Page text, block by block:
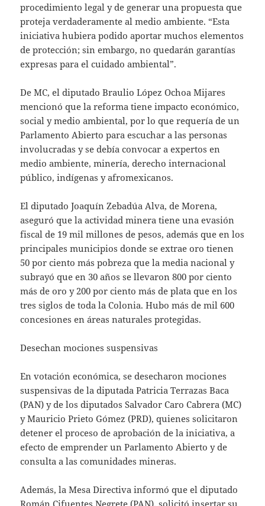
procedimiento legal y de generar una propuesta que
proteja verdaderamente al medio ambiente. “Esta
iniciativa hubiera podido aportar muchos elementos
de protección; sin embargo, no quedarán garantías
expresas para el cuidado ambiental”.
De MC, el diputado Braulio López Ochoa Mijares
mencionó que la reforma tiene impacto económico,
social y medio ambiental, por lo que requería de un
Parlamento Abierto para escuchar a las personas
involucradas y se debía convocar a expertos en
medio ambiente, minería, derecho internacional
público, indígenas y afromexicanos.
El diputado Joaquín Zebadúa Alva, de Morena,
aseguró que la actividad minera tiene una evasión
fiscal de 19 mil millones de pesos, además que en los
principales municipios donde se extrae oro tienen
50 por ciento más pobreza que la media nacional y
subrayó que en 30 años se llevaron 800 por ciento
más de oro y 200 por ciento más de plata que en los
tres siglos de toda la Colonia. Hubo más de mil 600
concesiones en áreas naturales protegidas.
Desechan mociones suspensivas
En votación económica, se desecharon mociones
suspensivas de la diputada Patricia Terrazas Baca
(PAN) y de los diputados Salvador Caro Cabrera (MC)
y Mauricio Prieto Gómez (PRD), quienes solicitaron
detener el proceso de aprobación de la iniciativa, a
efecto de emprender un Parlamento Abierto y de
consulta a las comunidades mineras.
Además, la Mesa Directiva informó que el diputado